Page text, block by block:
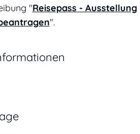
"Reisepass - Ausstellung
".